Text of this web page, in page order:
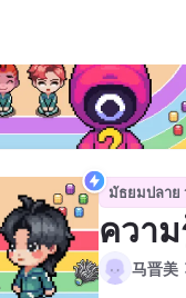
มัธยมปลาย
ควา
马晋美